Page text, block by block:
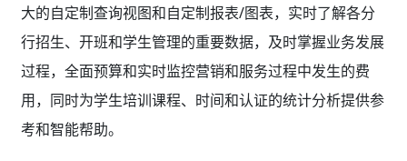
大的自定制查询视图和自定制报表/图表，实时了解各分
行招生、开班和学生管理的重要数据，及时掌握业务发展
过程，全面预算和实时监控营销和服务过程中发生的费
用，同时为学生培训课程、时间和认证的统计分析提供参
考和智能帮助。